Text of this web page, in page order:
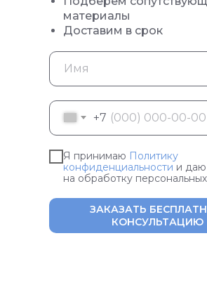
материалы
Доставим в срок
+7
Я принимаю Политику
конфиденциальности и даю
на обработку
ЗАКАЗАТЬ
КОНСУЛЬТАЦИЮ